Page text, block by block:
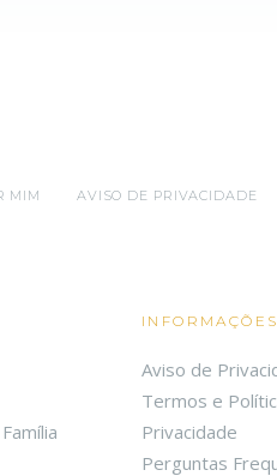
MIM AVISO DE PRIVACIDADE
Aviso de
Termos e
Privacidade
Perguntas